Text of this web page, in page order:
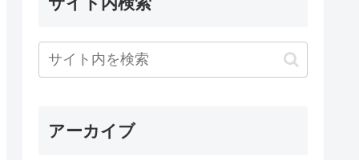
アーカイブ